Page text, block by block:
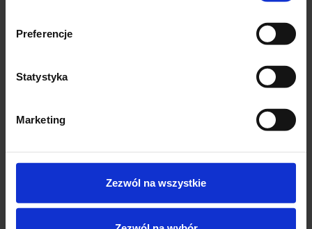
Preferencje
Statystyka
Marketing
Zezwól na wszystkie